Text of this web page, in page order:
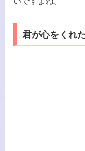
君が心をくれ